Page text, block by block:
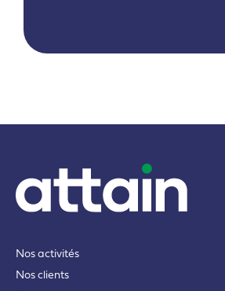
Nos activités
Nos clients